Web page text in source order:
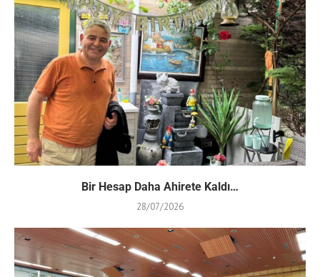
Bir Hesap Daha Ahirete Kaldı…
28/07/2026